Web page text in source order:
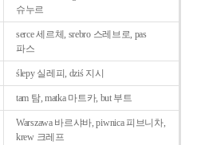
슈누르
serce 세르체, srebro 스레브로, pas
파스
ślepy 실레피, dziś 지시
tam 탐, matka 마트카, but 부트
Warszawa 바르샤바, piwnica 피브니차,
krew 크레프